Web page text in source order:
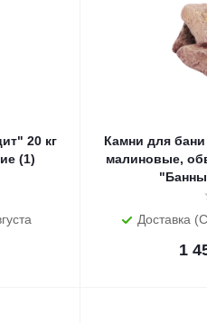
20 кг
(1)
Камни для
малиновые,
Доставка
1